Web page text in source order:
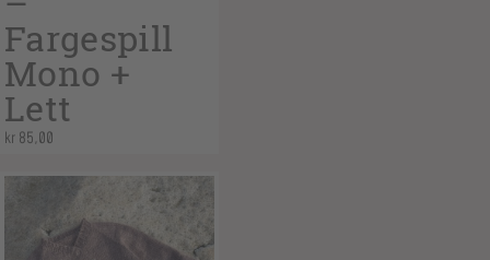
Fargespill
Mono +
Lett
kr 85,00